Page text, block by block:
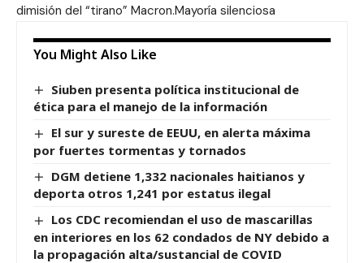
dimisión del “tirano” Macron.Mayoría silenciosa
You Might Also Like
Siuben presenta política institucional de
ética para el manejo de la información
El sur y sureste de EEUU, en alerta máxima
por fuertes tormentas y tornados
DGM detiene 1,332 nacionales haitianos y
deporta otros 1,241 por estatus ilegal
Los CDC recomiendan el uso de mascarillas
en interiores en los 62 condados de NY debido a
la propagación alta/sustancial de COVID